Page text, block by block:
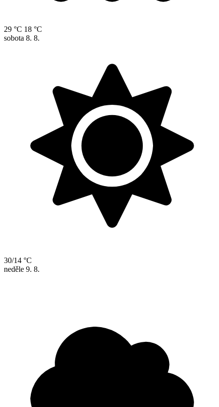
29 °C 18 °C
sobota 8. 8.
30/14 °C
neděle 9. 8.